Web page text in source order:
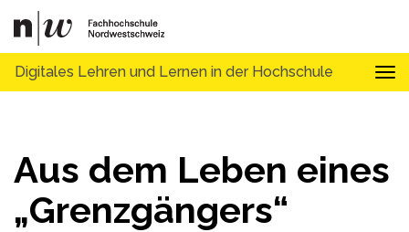
Digitales Lehren und Lernen in der Hochschule
Aus dem Leben eines
„Grenzgängers“